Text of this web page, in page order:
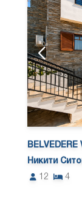
BELVEDERE
Никити
12
4